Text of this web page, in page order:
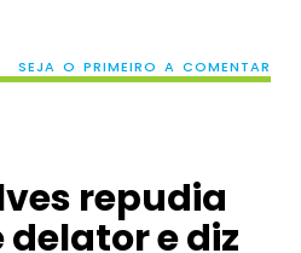
SEJA O PRIMEIRO A COMENTAR
repudia
e diz